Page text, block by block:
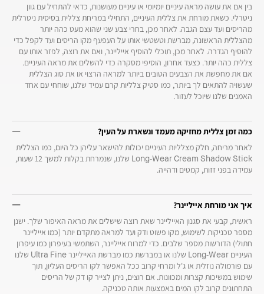
בין אם את עושה מראה עיניים יומיומי או עיניים מעושנות, כדאי להתחיל עם גוון
ניטרלי. כשאת מורחת את צללית העיניים, התחילי במריחת צללית בסיסית ניטרלית
מהריסים ועד עצם הגבה. לאחר מכן, בחרי צבע שני שהוא מעט כהה יותר
מהצללית הראשונה, מברשת וטשטשי אותו על העפעף מקו הריסים ועד לקפל כדי
להוסיף הגדרה. לאחר מכן, תוכלי להוסיף אייליינר, ואם את רוצה, לפזר אותו עם
צללית כהה יותר. כצעד אחרון, הוסיפי מסקרה כדי להשלים את מראה העיניים.
אם את מחפשת את הצבעים הטובים ביותר למראה הרצוי או את סוג הצללית
שעשויה להתאים לך ביותר, כמו סטיק צלליות קרם עמיד שלנו, שוחחי עם אחד
האמנים שלנו שיוכל לעזור.
כמה זמן צללית מחזיקה מעמד ונשארת על העין?
לאחר מריחה, חלק מצלליות העיניים יכולות להישאר עליהן כל היום, כמו הצללית
Long-Wear Cream Shadow Stick שלנו, שנמרחת בקלות למשך 12 שעות,
עמידה בפני זזות, קמטים ודהייה.
איך אני מורחת אייליינר?
ראשית, קבעי את סגנון האייליינר שאת רוצה שישלים את מראה האיפור שלך. ישנן
מספר טכניקות לשימוש, מקו פשוט ודק ועד למראה מתקדם יותר (כמו אייליינר
חתולי) הדורשות מספר שלבים. כדי למרוח אייליינר, השתמשי בעיפרון כמו עיפרון
העיניים Long-Wear שלנו או במברשת כמו מברשת האייליינר Ultra Fine שלנו
עם פורמולה נוזלית או ג'ל ומרחי קרוב ככל האפשר לקו הריסים העליון, תוך
שימוש במשיכות קצרות ומכוונות. אם רוצים, ניתן לצייר קו דק של הריסים
התחתונים קרוב לקו המים באמצעות אותה טכניקה.